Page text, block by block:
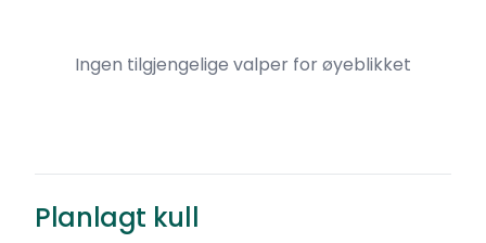
Ingen tilgjengelige valper for øyeblikket
Planlagt kull